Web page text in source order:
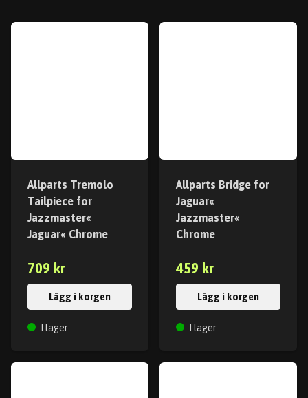
Allparts Tremolo
Tailpiece for
Jazzmaster«
Jaguar« Chrome
709 kr
Lägg i korgen
I lager
Allparts Bridge for
Jaguar«
Jazzmaster«
Chrome
459 kr
Lägg i korgen
I lager